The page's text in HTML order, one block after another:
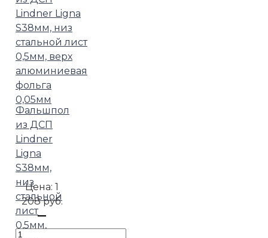
Фальшпол
из ДСП
Lindner
Ligna
S38мм,
низ
стальной
лист
0,5мм,
Цена:1
208 руб.